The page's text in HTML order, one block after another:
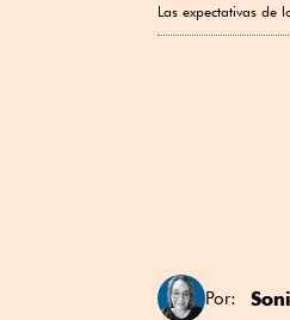
Las expectativas
Por: